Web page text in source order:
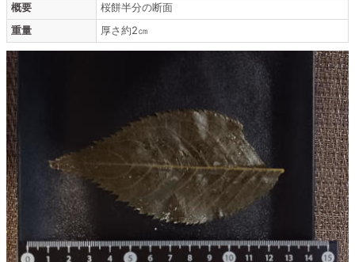
概要
桜餅半分の断面
重量
厚さ約2㎝